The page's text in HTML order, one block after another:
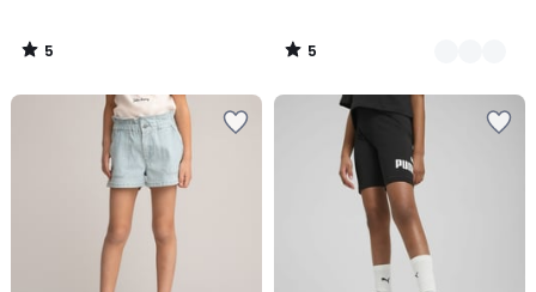
5
/
5
/